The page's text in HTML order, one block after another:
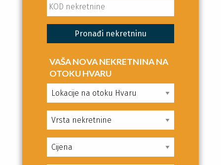
VAŠA NOVA NEKRETNINA NA
OTOKU HVARU